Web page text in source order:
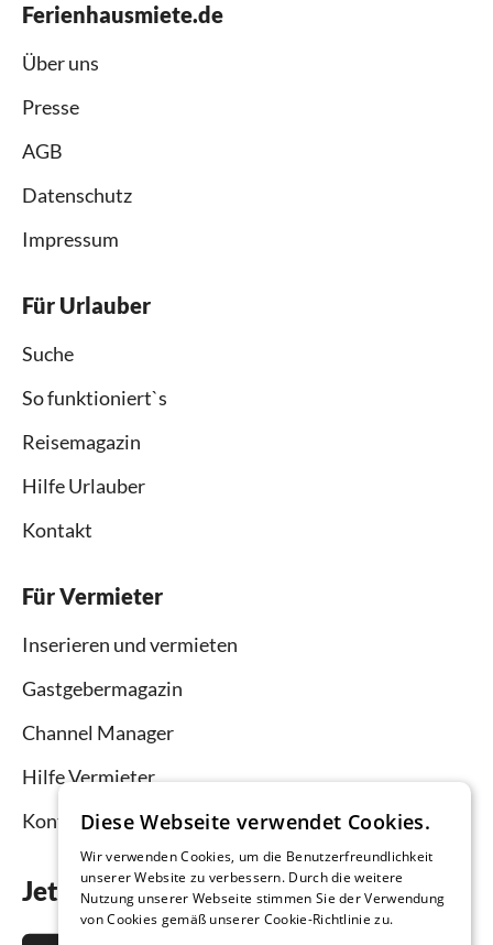
Ferienhausmiete.de
Über uns
Presse
AGB
Datenschutz
Impressum
Für Urlauber
Suche
So funktioniert`s
Reisemagazin
Hilfe Urlauber
Kontakt
Für Vermieter
Inserieren und vermieten
Gastgebermagazin
Channel Manager
Hilfe Vermieter
Kontakt
Jetzt die App downloaden
Diese Webseite verwendet Cookies.
Wir verwenden Cookies, um die Benutzerfreundlichkeit
unserer Website zu verbessern. Durch die weitere
Nutzung unserer Webseite stimmen Sie der Verwendung
von Cookies gemäß unserer Cookie-Richtlinie zu.